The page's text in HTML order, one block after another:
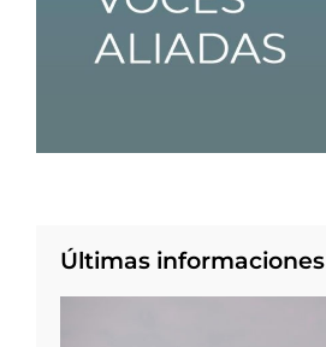
Últimas informaciones